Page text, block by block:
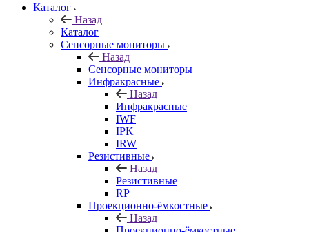
Каталог
Назад
Каталог
Сенсорные мониторы
Назад
Сенсорные мониторы
Инфракрасные
Назад
Инфракрасные
IWF
IPK
IRW
Резистивные
Назад
Резистивные
RP
Проекционно-ёмкостные
Назад